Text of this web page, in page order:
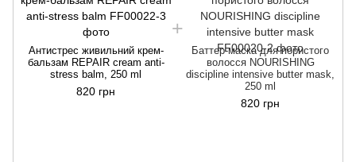
Антистрес живильний крем-
бальзам REPAIR cream anti-
stress balm, 250 ml
820 грн
Баттер-маска для пористого
волосся NOURISHING
discipline intensive butter mask,
250 ml
820 грн